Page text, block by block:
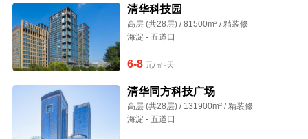
清华科技园
高层 (共28层) / 81500m² / 精装修
海淀 - 五道口
6-8元/㎡·天
清华同方科技广场
高层 (共28层) / 131900m² / 精装修
海淀 - 五道口